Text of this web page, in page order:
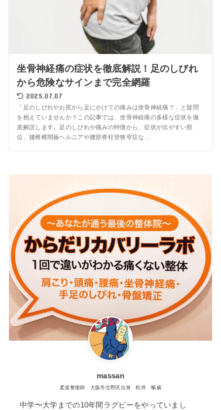
坐骨神経痛の症状を徹底解説！足のしびれ
から危険なサインまで完全網羅
2025.07.07
「足のしびれやお尻から足にかけての痛みは坐骨神経痛？」と疑問
を抱えていませんか？この記事では、坐骨神経痛の多様な症状を徹
底解説します。足のしびれや痛みの特徴から、症状が出やすい部
位、腰椎椎間板ヘルニアや腰部脊柱管狭窄症な...
massan
柔道整復師 大阪市生野区出身 松井 暢威
中学〜大学までの10年間ラグビーをやっていまし